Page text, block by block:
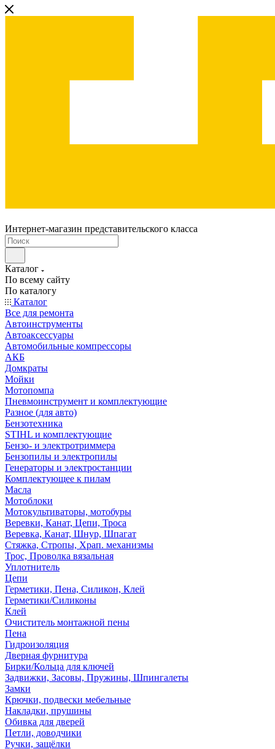
Интернет-магазин представительского класса
Каталог
По всему сайту
По каталогу
Каталог
Все для ремонта
Автоинструменты
Автоаксессуары
Автомобильные компрессоры
АКБ
Домкраты
Мойки
Мотопомпа
Пневмоинструмент и комплектующие
Разное (для авто)
Бензотехника
STIHL и комплектующие
Бензо- и электротриммера
Бензопилы и электропилы
Генераторы и электростанции
Комплектующее к пилам
Масла
Мотоблоки
Мотокультиваторы, мотобуры
Веревки, Канат, Цепи, Троса
Веревка, Канат, Шнур, Шпагат
Стяжка, Стропы, Храп. механизмы
Трос, Проволка вязальная
Уплотнитель
Цепи
Герметики, Пена, Силикон, Клей
Герметики/Силиконы
Клей
Очиститель монтажной пены
Пена
Гидроизоляция
Дверная фурнитура
Бирки/Кольца для ключей
Задвижки, Засовы, Пружины, Шпингалеты
Замки
Крючки, подвески мебельные
Накладки, прушины
Обивка для дверей
Петли, доводчики
Ручки, защёлки